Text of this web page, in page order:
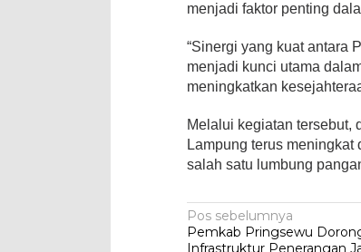
menjadi faktor penting
“Sinergi yang kuat antara
menjadi kunci utama
meningkatkan
Melalui kegiatan tersebut,
Lampung terus
salah satu lumbung
Navigasi
pos
Pos sebelumnya
Pemkab Pringsewu
Infrastruktur Penerangan